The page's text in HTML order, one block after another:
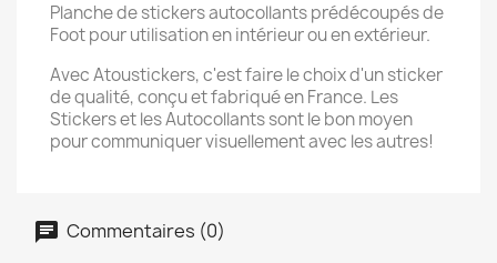
Planche de stickers autocollants prédécoupés de
Foot pour utilisation en intérieur ou en extérieur.
Avec Atoustickers, c'est faire le choix d'un sticker
de qualité, conçu et fabriqué en France. Les
Stickers et les Autocollants sont le bon moyen
pour communiquer visuellement avec les autres!
Commentaires (0)